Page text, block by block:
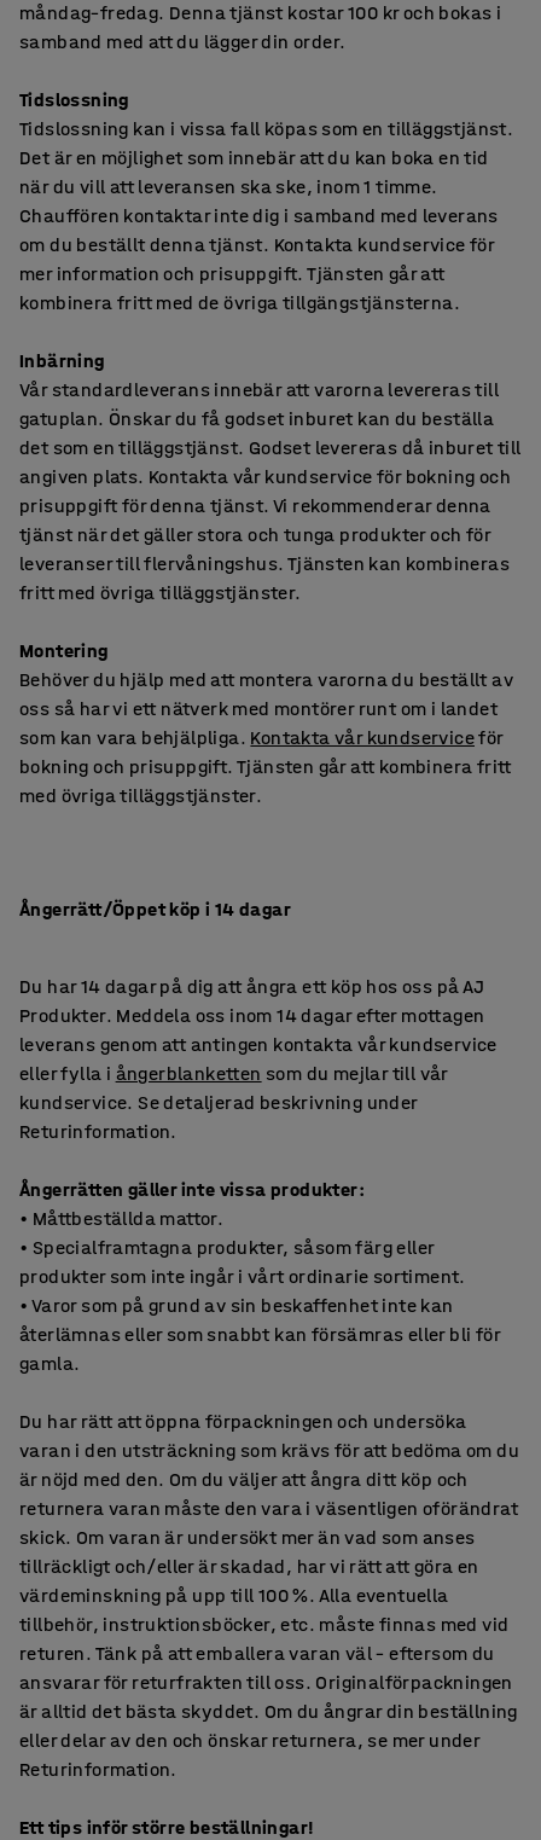
måndag–fredag. Denna tjänst kostar 100 kr och bokas i
samband med att du lägger din order.
Tidslossning
Tidslossning kan i vissa fall köpas som en tilläggstjänst.
Det är en möjlighet som innebär att du kan boka en tid
när du vill att leveransen ska ske, inom 1 timme.
Chauffören kontaktar inte dig i samband med leverans
om du beställt denna tjänst. Kontakta kundservice för
mer information och prisuppgift. Tjänsten går att
kombinera fritt med de övriga tillgängstjänsterna.
Inbärning
Vår standardleverans innebär att varorna levereras till
gatuplan. Önskar du få godset inburet kan du beställa
det som en tilläggstjänst. Godset levereras då inburet till
angiven plats. Kontakta vår kundservice för bokning och
prisuppgift för denna tjänst. Vi rekommenderar denna
tjänst när det gäller stora och tunga produkter och för
leveranser till flervåningshus. Tjänsten kan kombineras
fritt med övriga tilläggstjänster.
Montering
Behöver du hjälp med att montera varorna du beställt av
oss så har vi ett nätverk med montörer runt om i landet
som kan vara behjälpliga. Kontakta vår kundserviceför
bokning och prisuppgift. Tjänsten går att kombinera fritt
med övriga tilläggstjänster.
Ångerrätt/Öppet köp i 14 dagar
Du har 14 dagar på dig att ångra ett köp hos oss på AJ
Produkter. Meddela oss inom 14 dagar efter mottagen
leverans genom att antingen kontakta vår kundservice
eller fylla i ångerblanketten som du mejlar till vår
kundservice. Se detaljerad beskrivning under
Returinformation.
Ångerrätten gäller inte vissa produkter:
• Måttbeställda mattor.
• Specialframtagna produkter, såsom färg eller
produkter som inte ingår i vårt ordinarie sortiment.
• Varor som på grund av sin beskaffenhet inte kan
återlämnas eller som snabbt kan försämras eller bli för
gamla.
Du har rätt att öppna förpackningen och undersöka
varan i den utsträckning som krävs för att bedöma om du
är nöjd med den. Om du väljer att ångra ditt köp och
returnera varan måste den vara i väsentligen oförändrat
skick. Om varan är undersökt mer än vad som anses
tillräckligt och/eller är skadad, har vi rätt att göra en
värdeminskning på upp till 100 %. Alla eventuella
tillbehör, instruktionsböcker, etc. måste finnas med vid
returen. Tänk på att emballera varan väl – eftersom du
ansvarar för returfrakten till oss. Originalförpackningen
är alltid det bästa skyddet. Om du ångrar din beställning
eller delar av den och önskar returnera, se mer under
Returinformation.
Ett tips inför större beställningar!